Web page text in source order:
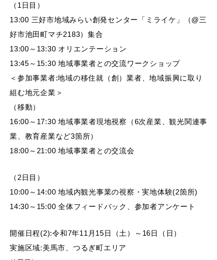
（1日目）
13:00 三好市地域みらい創発センター「ミライケ」（@三
好市池田町マチ2183）集合
13:00～13:30 オリエンテーション
13:45～15:30 地域事業者との交流ワークショップ
＜参加事業者:地域の移住就（創）業者、地域振興に取り
組む地元企業＞
（移動）
16:00～17:30 地域事業者現地視察（6次産業、観光関連事
業、教育産業など3箇所）
18:00～21:00 地域事業者との交流会
（2日目）
10:00～14:00 地域内観光事業の視察・実地体験(2箇所)
14:30～15:00 全体フィードバック、参加者アンケート
開催日程(2):令和7年11月15日（土）～16日（日）
実施区域:美馬市、つるぎ町エリア